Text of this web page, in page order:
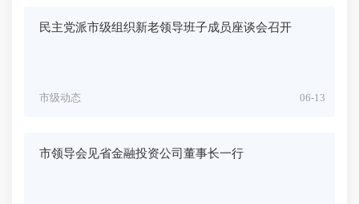
民主党派市级组织新老领导班子成员座谈会召开
06-13
市级动态
市领导会见省金融投资公司董事长一行